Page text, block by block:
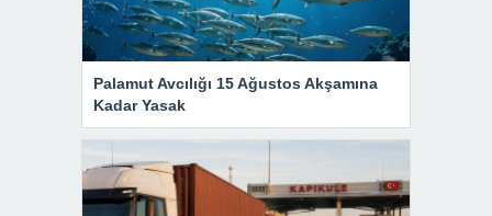
Palamut Avcılığı 15 Ağustos Akşamına
Kadar Yasak